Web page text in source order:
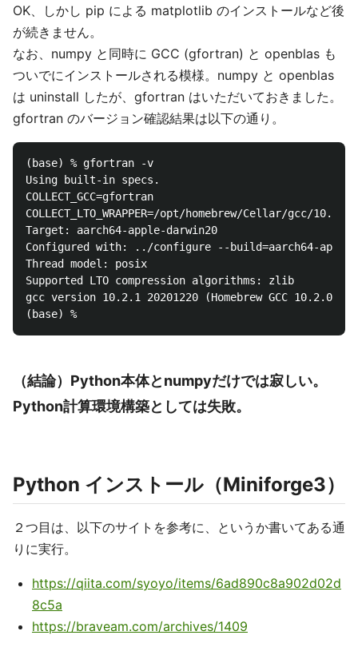
OK、しかし pip による matplotlib のインストールなど後
が続きません。
なお、numpy と同時に GCC (gfortran) と openblas も
ついでにインストールされる模様。numpy と openblas
は uninstall したが、gfortran はいただいておきました。
gfortran のバージョン確認結果は以下の通り。
(base) % gfortran -v
Using built-in specs.
COLLECT_GCC=gfortran
COLLECT_LTO_WRAPPER=/opt/homebrew/Cellar/gcc/
Target: aarch64-apple-darwin20
Configured with: ../configure --build=aarch64-apple-
Thread model: posix
Supported LTO compression algorithms: zlib
gcc version 10.2.1 20201220 (Homebrew GCC 10.2.0)
（結論）Python本体とnumpyだけでは寂しい。
Python計算環境構築としては失敗。
Python インストール（Miniforge3）
２つ目は、以下のサイトを参考に、というか書いてある通
りに実行。
https://qiita.com/syoyo/items/6ad890c8a902d02d
8c5a
https://braveam.com/archives/1409